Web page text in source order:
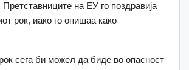
на ЕУ го поздравија
рок, иако го опишаа како
сега би можел да биде во опасност